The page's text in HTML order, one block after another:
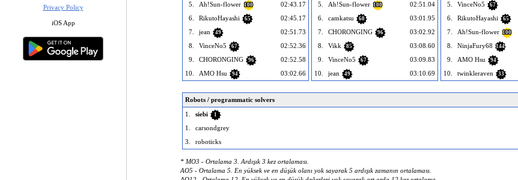
Privacy Policy
iOS App
5.
Ah!Sun-flower 100
02:43.17
6.
RikutoHayashi 65
02:45.17
7.
jean 49
02:51.73
8.
VinceNo5 67
02:52.36
9.
CHORONGING 96
02:52.58
10.
AMO Hsu 94 03:02.66
5.
Ah!Sun-flower 100
02:51.04
6.
camkatsu 60
03:01.95
7.
CHORONGING 96
03:02.92
8.
Vikk 85
03:08.60
9.
VinceNo5 67
03:09.83
10.
jean 49 03:10.69
5.
VinceNo5 67
6.
RikutoHayashi 65
7.
Ah!Sun-flower 100
8.
NinjaFury68 144
9.
AMO Hsu 94
10.
twinkleraven 33
Robots / programmatic solvers
1.
siebi 1
1.
carsondgrey
3.
roboticks
* MO3 - Ortalama 3. Ardışık 3 kez ortalaması.
AO5 - Ortalama 5. En yüksek ve en düşük olanı yok sayarak 5 ardışık zamanın ortalaması.